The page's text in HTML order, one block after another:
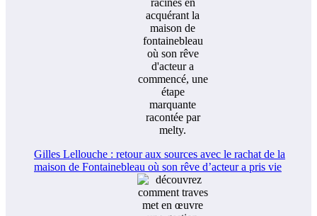
Gilles Lellouche : retour aux sources avec le rachat de la
maison de Fontainebleau où son rêve d’acteur a pris vie